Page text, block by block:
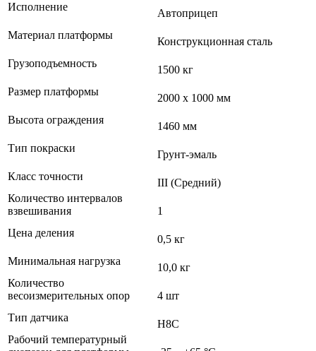
Исполнение
Автоприцеп
Материал платформы
Конструкционная сталь
Грузоподъемность
1500 кг
Размер платформы
2000 х 1000 мм
Высота ограждения
1460 мм
Тип покраски
Грунт-эмаль
Класс точности
III (Средний)
Количество интервалов
взвешивания
1
Цена деления
0,5 кг
Минимальная нагрузка
10,0 кг
Количество
весоизмерительных опор
4 шт
Тип датчика
H8C
Рабочий температурный